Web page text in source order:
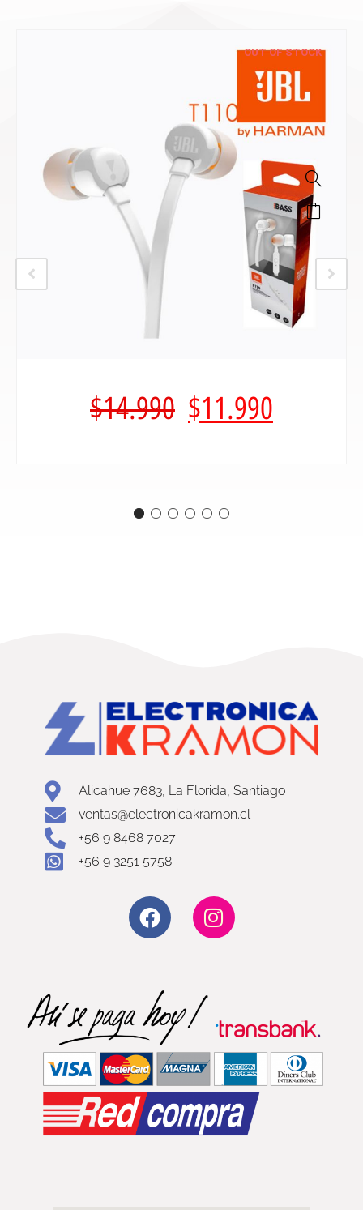
OUT OF STOCK
$14.990 $11.990
Alicahue 7683, La Florida, Santiago
ventas@electronicakramon.cl
+56 9 8468 7027
+56 9 3251 5758